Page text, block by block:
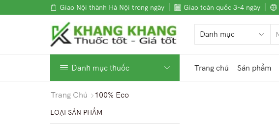
Giao Nội thành Hà Nội trong ngày Giao toàn quốc 3-4 ngày
Danh mục thuốc Trang chủ Sản phẩm
Trang Chủ 100% Eco
LOẠI SẢN PHẨM